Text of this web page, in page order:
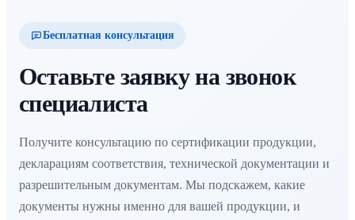
Бесплатная консультация
Оставьте заявку на звонок
специалиста
Получите консультацию по сертификации продукции,
декларациям соответствия, технической документации и
разрешительным документам. Мы подскажем, какие
документы нужны именно для вашей продукции, и